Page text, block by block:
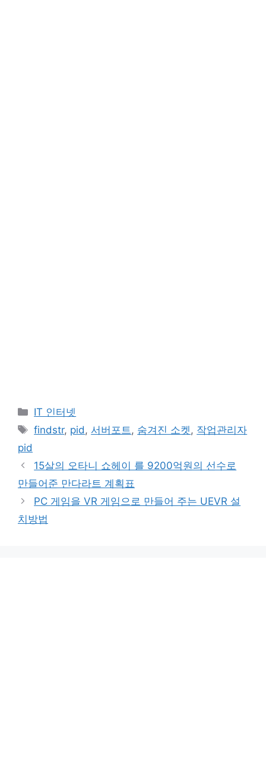
카
테
IT 인터넷
태
findstr, pid , 서버포트 , 숨겨진 소켓 , 작업관리자
pid
15살의 오타니 쇼헤이 를 9200억원의 선수로
만들어준 만다라트 계획표
PC 게임을 VR 게임으로 만들어 주는 UEVR 설
치방법